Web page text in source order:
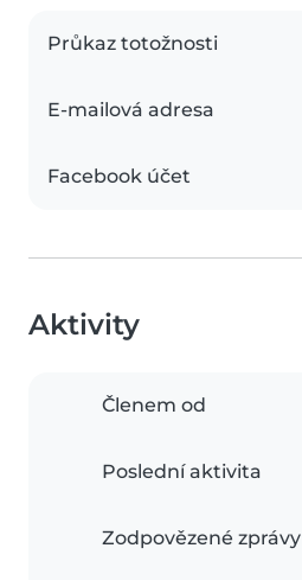
Průkaz totožnosti
E-mailová adresa
Facebook účet
Aktivity
Členem od
Poslední aktivita
Zodpovězené zprávy